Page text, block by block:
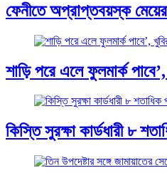
ফেনীতে অপ্রাপ্তবয়স্ক
শাড়ি পরে এলে ফুলমার্ক
কিস্তি সুরক্ষা কার্ডধারী ৮